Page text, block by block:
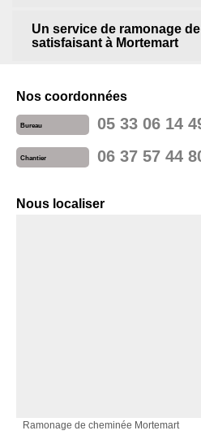
Un service de ramonage
satisfaisant à Mortemart
Nos coordonnées
Bureau 05 33 06 14
Chantier 06 37 57 44
Nous localiser
Ramonage de cheminée Mortemart